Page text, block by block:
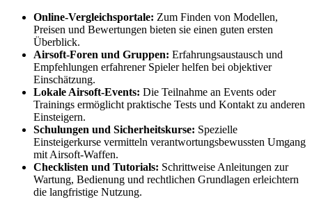
Online-Vergleichsportale: Zum Finden von Modellen,
Preisen und Bewertungen bieten sie einen guten ersten
Überblick.
Airsoft-Foren und Gruppen: Erfahrungsaustausch und
Empfehlungen erfahrener Spieler helfen bei objektiver
Einschätzung.
Lokale Airsoft-Events: Die Teilnahme an Events oder
Trainings ermöglicht praktische Tests und Kontakt zu anderen
Einsteigern.
Schulungen und Sicherheitskurse: Spezielle
Einsteigerkurse vermitteln verantwortungsbewussten Umgang
mit Airsoft-Waffen.
Checklisten und Tutorials: Schrittweise Anleitungen zur
Wartung, Bedienung und rechtlichen Grundlagen erleichtern
die langfristige Nutzung.